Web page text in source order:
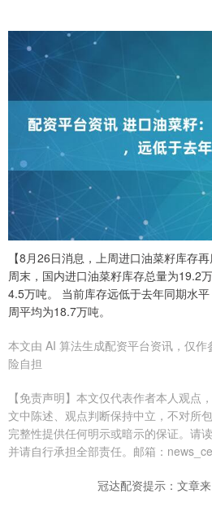
【8月26日消息，上周进口油菜籽库存
周末，国内进口油菜籽库存总量为19.2
4.5万吨。 当前库存远低于去年同期水
周平均为18.7万吨。
本文由 AI 算法生成配资平台资讯，仅
险自担
【免责声明】本文仅代表作者本人观点
文中陈述、观点判断保持中立，不对所
完整性提供任何明示或暗示的保证。请
并请自行承担全部责任。邮箱：
冠达配资提示：文章